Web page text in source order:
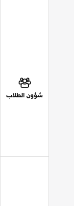
شؤون الطلاب